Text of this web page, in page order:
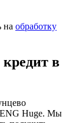
на обработку
в
Huge. Мы